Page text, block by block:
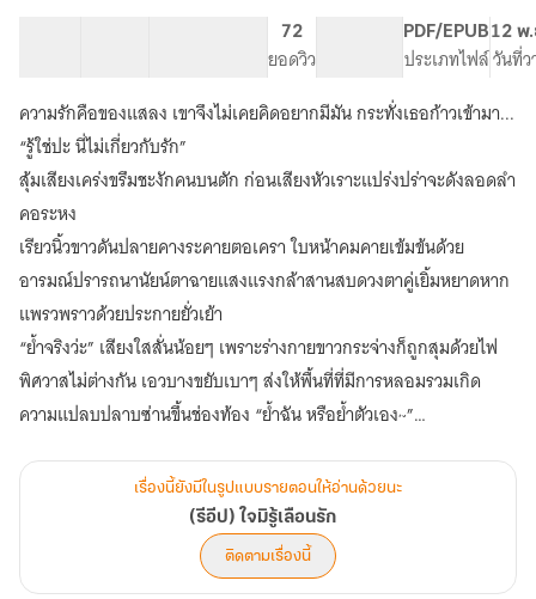
ใจ
มิ
รู้
เลือน
รัก
72
ยอดวิว
PDF/EPUB
ประเภทไฟล์
12 พ
วันที่ว
ความรักคือของแสลง เขาจึงไม่เคยคิดอยากมีมัน กระทั่งเธอก้าวเข้ามา...
“รู้ใช่ปะ นี่ไม่เกี่ยวกับรัก”
สุ้มเสียงเคร่งขรึมชะงักคนบนตัก ก่อนเสียงหัวเราะแปร่งปร่าจะดังลอดลำ
คอระหง
เรียวนิ้วขาวดันปลายคางระคายตอเครา ใบหน้าคมคายเข้มข้นด้วย
อารมณ์ปรารถนานัยน์ตาฉายแสงแรงกล้าสานสบดวงตาคู่เยิ้มหยาดหาก
แพรวพราวด้วยประกายยั่วเย้า
“ย้ำจริงว่ะ” เสียงใสสั่นน้อยๆ เพราะร่างกายขาวกระจ่างก็ถูกสุมด้วยไฟ
พิศวาสไม่ต่างกัน เอวบางขยับเบาๆ ส่งให้พื้นที่ที่มีการหลอมรวมเกิด
ความแปลบปลาบซ่านขึ้นช่องท้อง “ย้ำฉัน หรือย้ำตัวเอง~”
ชายหนุ่มเค้นเสียงลอดไรฟันปราม งับเรียวนิ้วที่กระด้างแตกเกินหญิงขบ
คนถูกขู่กลับเพียงหัวเราะเบาๆ ในลำคอ เคลื่อนกายเลื่อนรูดครูดเคล้น
แผ่วหากเร้าทุกอณูอารมณ์ ตาคมไหววาบ ลมหายใจสะดุดห้วง
เรื่องนี้ยังมีในรูปแบบรายตอนให้อ่านด้วยนะ
(รีอีป) ใจมิรู้เลือนรัก
ติดตามเรื่องนี้